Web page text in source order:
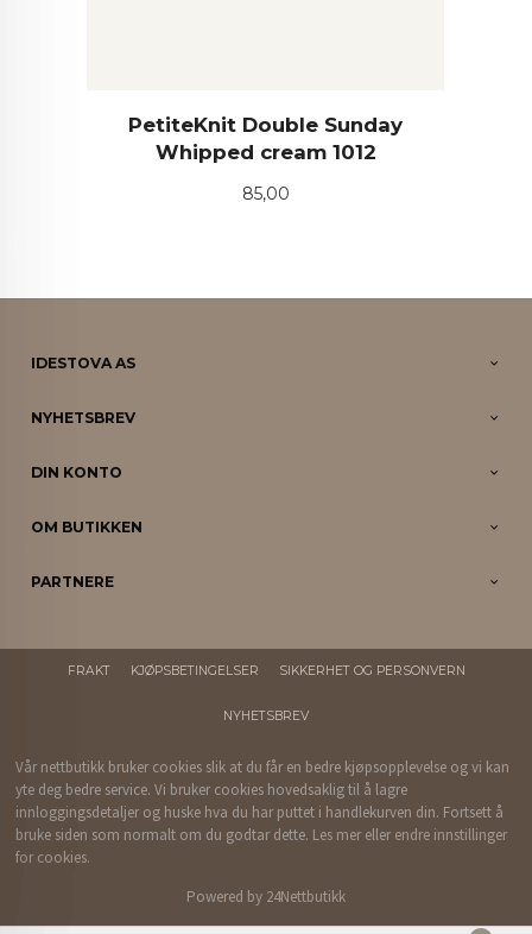
PetiteKnit Double Sunday
Whipped cream 1012
Pris
85,00
IDESTOVA AS
NYHETSBREV
DIN KONTO
OM BUTIKKEN
PARTNERE
FRAKT KJØPSBETINGELSER SIKKERHET OG PERSONVERN
NYHETSBREV
Vår nettbutikk bruker cookies slik at du får en bedre kjøpsopplevelse og vi kan
yte deg bedre service. Vi bruker cookies hovedsaklig til å lagre
innloggingsdetaljer og huske hva du har puttet i handlekurven din. Fortsett å
bruke siden som normalt om du godtar dette. Les mer eller endre innstillinger
for cookies.
Powered by 24Nettbutikk